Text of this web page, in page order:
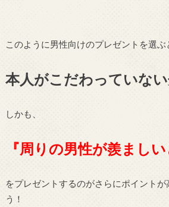
このように男性向けのプレゼントを選ぶ
本人がこだわっていな
しかも、
『周りの男性が羨ましい
をプレゼントするのがさらにポイントが
う！